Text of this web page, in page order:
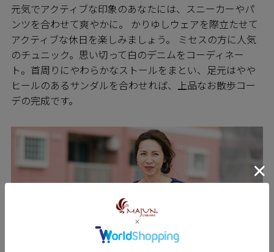
元気でアクティブな印象のあなたには、スニーカーやパ
ンツを合わせて爽やかに。 かりゆしウェアを際立たせて
アクティブな休日を楽しみましょう。 ミセスの方に人気
のチュニック。思い切って白のデニムをコーディネー
ト。首周りにやわらかなストールをまとい、足元はやや
ヒールのあるサンダルを合わせれば、上品なお散歩コー
デの完成です。